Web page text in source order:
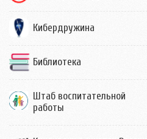
Кибердружина
Библиотека
Штаб воспитательной
работы